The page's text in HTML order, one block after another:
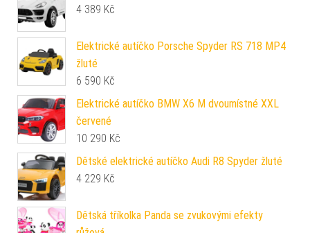
4 389 Kč
Elektrické autíčko Porsche Spyder RS 718 MP4
žluté
6 590 Kč
Elektrické autíčko BMW X6 M dvoumístné XXL
červené
10 290 Kč
Dětské elektrické autíčko Audi R8 Spyder žluté
4 229 Kč
Dětská tříkolka Panda se zvukovými efekty